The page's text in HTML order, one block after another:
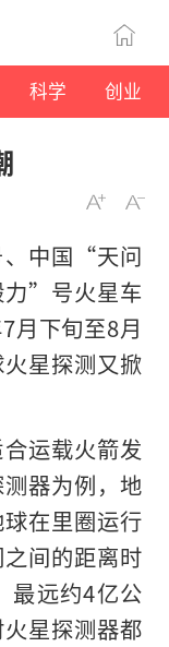
科学 创业
中国“天问
”号火星车
月下旬至8月
星探测又掀
运载火箭发
器为例，地
在里圈运行
间的距离时
最远约4亿公
星探测器都